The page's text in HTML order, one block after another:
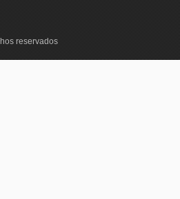
reservados